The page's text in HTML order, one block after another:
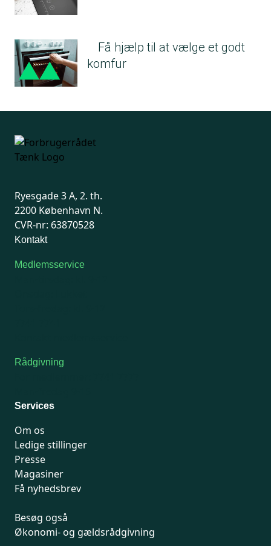
Få hjælp til at vælge et godt
komfur
Ryesgade 3 A, 2. th.
2200 København N.
CVR-nr: 63870528
Kontakt
Medlemsservice
Rådgivning
Services
Om os
Ledige stillinger
Presse
Magasiner
Få nyhedsbrev
Besøg også
Økonomi- og gældsrådgivning